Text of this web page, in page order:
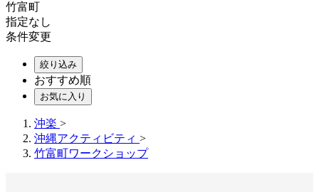
竹富町
指定なし
条件変更
絞り込み
おすすめ順
お気に入り
沖楽 >
沖縄アクティビティ >
竹富町ワークショップ